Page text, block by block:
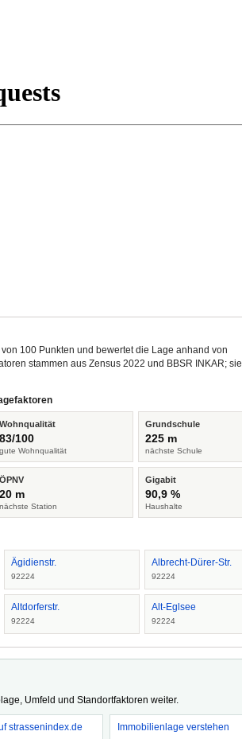
100 Punkten und bewertet die Lage anhand von
stammen aus Zensus 2022 und BBSR INKAR; sie
Wohnqualität
83/100
gute Wohnqualität
Grundschule
225 m
nächste Schule
ÖPNV
20 m
nächste Station
Gigabit
90,9 %
Haushalte
Ägidienstr.
92224
Albrecht-Dürer-Str.
92224
Altdorferstr.
92224
Alt-Eglsee
92224
Umfeld und Standortfaktoren weiter.
strassenindex.de Immobilienlage verstehen